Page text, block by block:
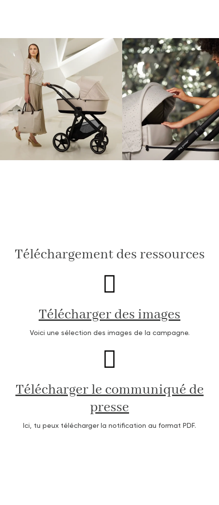
Téléchargement des ressources
Télécharger des images
Voici une sélection des images de la campagne.
Télécharger le communiqué de
presse
Ici, tu peux télécharger la notification au format PDF.